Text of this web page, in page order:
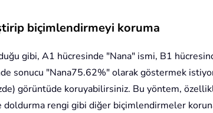
biçimlendirmeyi koruma
gibi, A1 hücresinde "Nana" ismi, B1
sonucu "Nana75.62%" olarak göstermek
görüntüde koruyabilirsiniz. Bu yöntem,
doldurma rengi gibi diğer biçimlendirmeler